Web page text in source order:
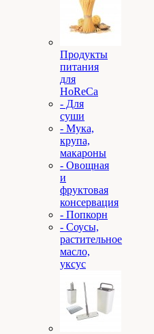
Продукты
питания
для
HoReCa
- Для
суши
- Мука,
крупа,
макароны
- Овощная
и
фруктовая
консервация
- Попкорн
- Соусы,
растительное
масло,
уксус